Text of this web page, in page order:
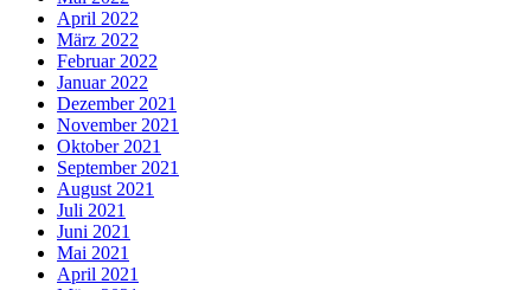
April 2022
März 2022
Februar 2022
Januar 2022
Dezember 2021
November 2021
Oktober 2021
September 2021
August 2021
Juli 2021
Juni 2021
Mai 2021
April 2021